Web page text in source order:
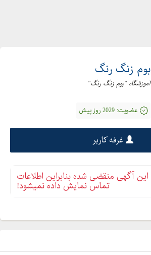
بوم زنگ رنگ
آموزشگاه "بوم زنگ رنگ"
عضویت: 2029 روز پیش
غرفه کاربر
این آگهی منقضی شده بنابراین اطلاعات
تماس نمایش داده نمیشود!